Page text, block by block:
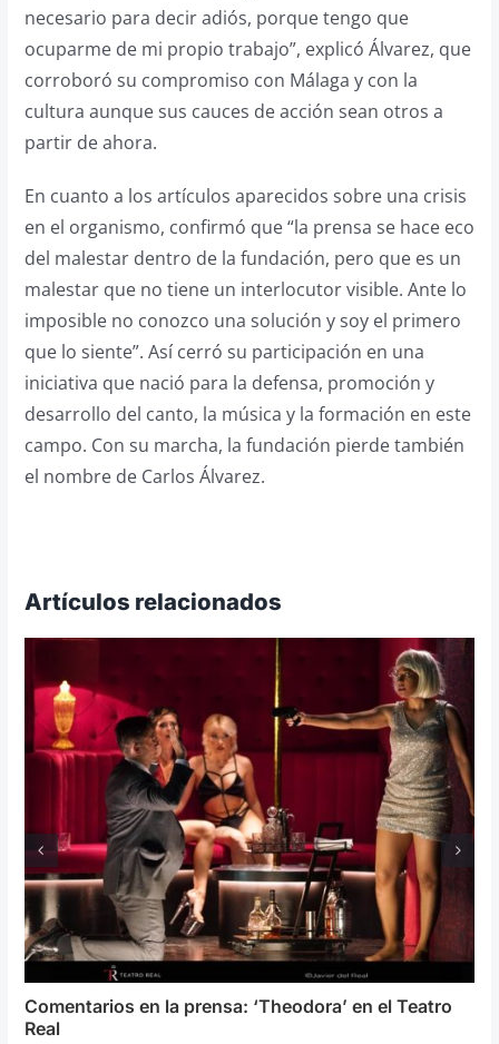
necesario para decir adiós, porque tengo que
ocuparme de mi propio trabajo”, explicó Álvarez, que
corroboró su compromiso con Málaga y con la
cultura aunque sus cauces de acción sean otros a
partir de ahora.
En cuanto a los artículos aparecidos sobre una crisis
en el organismo, confirmó que “la prensa se hace eco
del malestar dentro de la fundación, pero que es un
malestar que no tiene un interlocutor visible. Ante lo
imposible no conozco una solución y soy el primero
que lo siente”. Así cerró su participación en una
iniciativa que nació para la defensa, promoción y
desarrollo del canto, la música y la formación en este
campo. Con su marcha, la fundación pierde también
el nombre de Carlos Álvarez.
Artículos relacionados
Comentarios en la prensa: ‘Theodora’ en el Teatro
Real